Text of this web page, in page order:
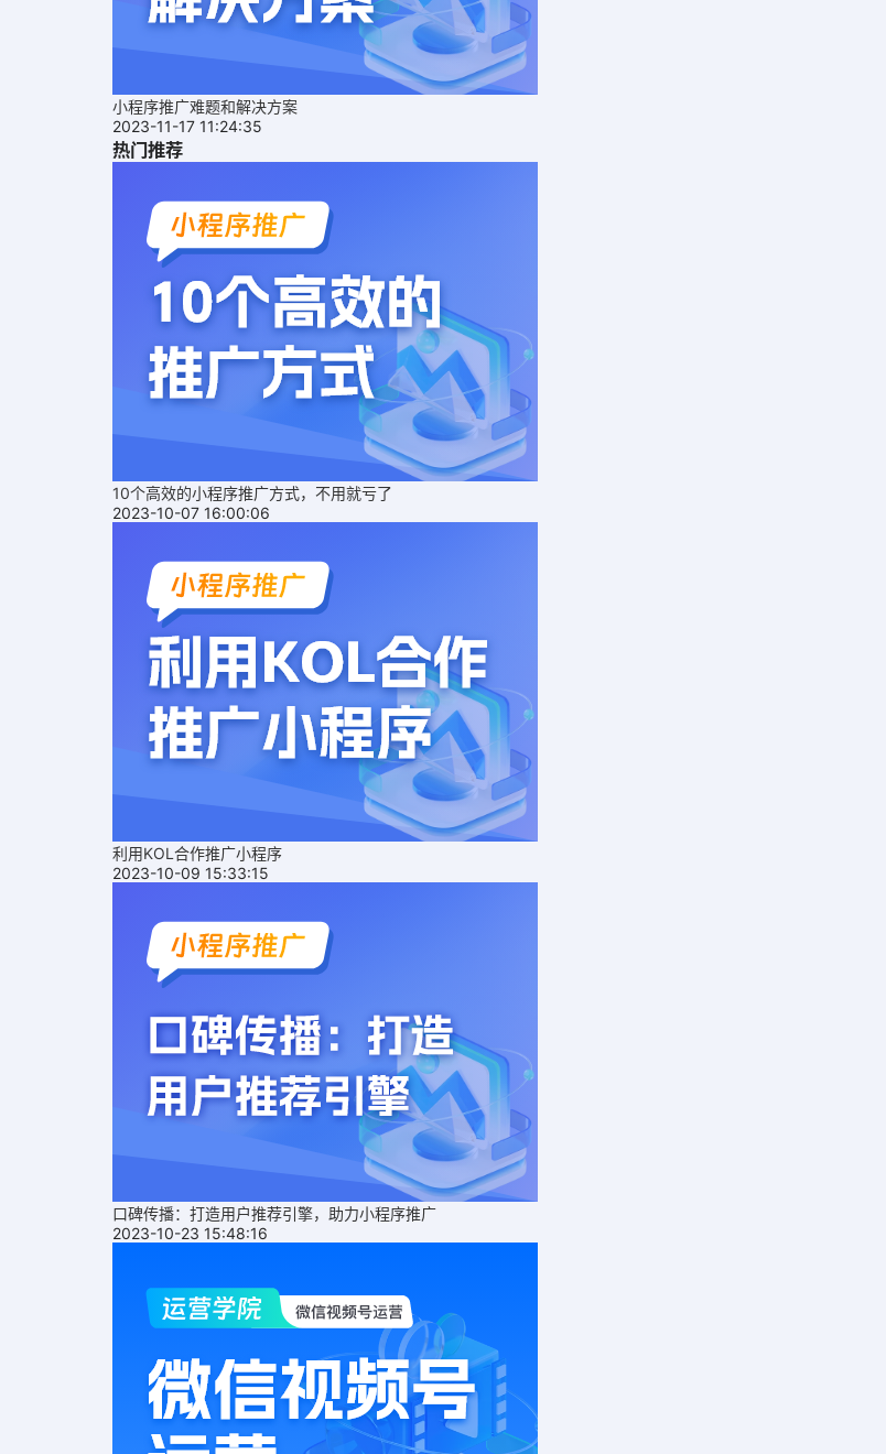
小程序推广难题和解决方案
2023-11-17 11:24:35
热门推荐
10个高效的小程序推广方式，不用就亏了
2023-10-07 16:00:06
利用KOL合作推广小程序
2023-10-09 15:33:15
口碑传播：打造用户推荐引擎，助力小程序推广
2023-10-23 15:48:16